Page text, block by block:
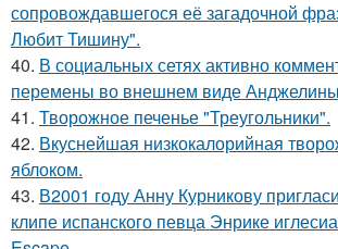
сопровождавшегося её загадочной
Любит Тишину".
40. В социальных сетях активно
перемены во внешнем виде
41. Творожное печенье "Треугольники".
42. Вкуснейшая низкокалорийная
яблоком.
43. В2001 году Анну Курникову
клипе испанского певца Энрике